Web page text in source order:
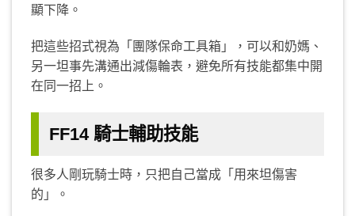
顯下降。
把這些招式視為「團隊保命工具箱」，可以和奶媽、
另一坦事先溝通出減傷輪表，避免所有技能都集中開
在同一招上。
FF14 騎士輔助技能
很多人剛玩騎士時，只把自己當成「用來坦傷害
的」。